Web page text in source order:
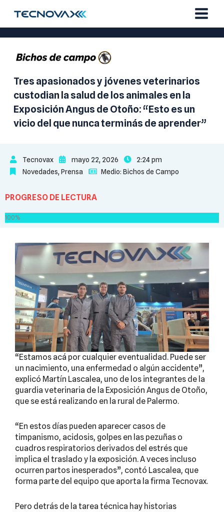
contenido
Tres apasionados y jóvenes veterinarios
custodian la salud de los animales en la
Exposición Angus de Otoño: “Esto es un
vicio del que nunca terminás de aprender”
“Estamos acá por cualquier eventualidad. Puede ser
un nacimiento, una enfermedad o algún accidente”,
explicó Martín Lascalea, uno de los integrantes de la
guardia veterinaria de la Exposición Angus de Otoño,
que se está realizando en la rural de Palermo.
“En estos días pueden aparecer casos de
timpanismo, acidosis, golpes en las pezuñas o
cuadros respiratorios derivados del estrés que
implica el traslado y la exposición. A veces incluso
ocurren partos inesperados”, contó Lascalea, que
forma parte del equipo que aporta la firma Tecnovax.
Pero detrás de la tarea técnica hay historias
Tecnovax mayo 22, 2026
2:24 pm
Novedades, Prensa Medio: Bichos de Campo
PROGRESO DE LECTURA
100%